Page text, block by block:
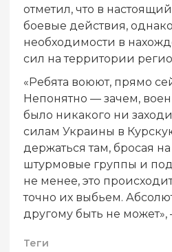
отметил, что в
боевые действия,
необходимости в
сил на территории
«Ребята воюют, прямо
Непонятно — зачем,
было никакого ни
силам Украины в
держаться там, бросая
штурмовые группы и
не менее, это
точно их выбьем.
другому быть не может»,
Теги